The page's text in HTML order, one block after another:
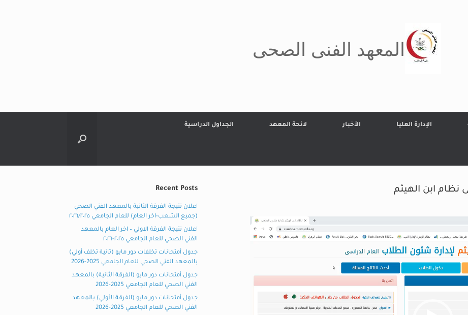
المعهد الفنى الصحى
الإدارة العليا الأخبار لائحة المعهد الجداول الدراسية
نظام ابن الهيثم Recent Posts
اعلان نتيجة الفرقة الثانية بالمعهد الفني الصحي
(جميع الشعب-اخر العام) للعام الجامعي ٢٠٢٦/٢٠٢٥
اعلان نتيجة الفرقة الاولي – اخر العام بالمعهد
الفني الصحي للعام الجامعي ٢٠٢٥-٢٠٢٦
جدول أمتحانات تخلفات دور مايو (ثانية تخلف أولي)
بالمعهد الفني الصحي للعام الجامعي 2025-2026
جدول أمتحانات دور مايو (الفرقة الثانية) بالمعهد
الفني الصحي للعام الجامعي 2025-2026
جدول أمتحانات دور مايو (الفرقة الأولي) بالمعهد
الفني الصحي للعام الجامعي 2025-2026